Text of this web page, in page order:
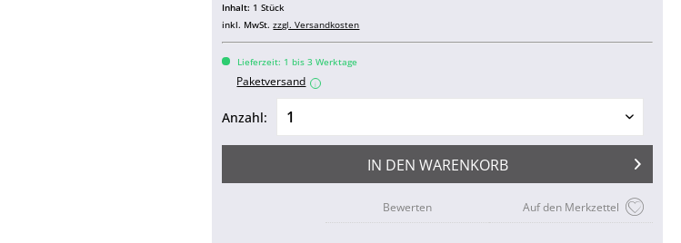
Inhalt: 1 Stück
inkl. MwSt.zzgl. Versandkosten
Lieferzeit: 1 bis 3 Werktage
Paketversand i
Anzahl:
IN DEN WARENKORB
Auf den Merkzettel
Bewerten